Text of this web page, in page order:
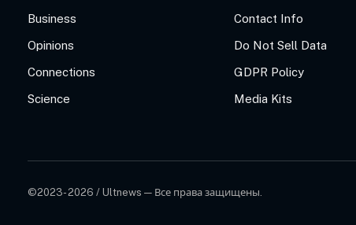
Business
Opinions
Connections
Science
Contact Info
Do Not Sell Data
GDPR Policy
Media Kits
©2023- 2026 / Ultnews — Все права защищены.